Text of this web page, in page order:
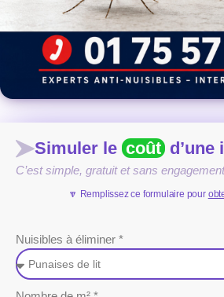
Simuler le coût d’une
C’est simple, gratuit et sans
🔽 Remplissez ce formulaire pour
Nuisibles à éliminer *